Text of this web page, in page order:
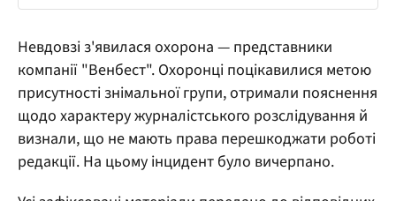
Невдовзі з'явилася охорона — представники
компанії "Венбест". Охоронці поцікавилися метою
присутності знімальної групи, отримали пояснення
щодо характеру журналістського розслідування й
визнали, що не мають права перешкоджати роботі
редакції. На цьому інцидент було вичерпано.